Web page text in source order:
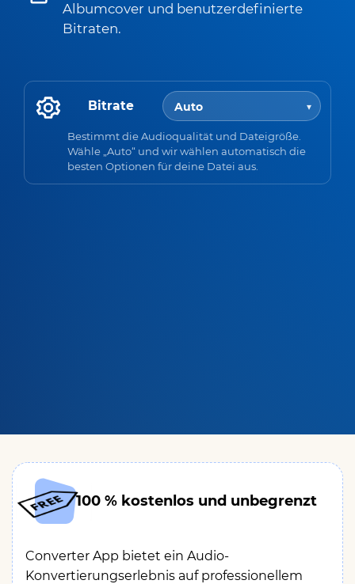
Albumcover und benutzerdefinierte
Bitraten.
Bitrate
Bestimmt die Audioqualität und Dateigröße.
Wähle „Auto“ und wir wählen automatisch die
besten Optionen für deine Datei aus.
100 % kostenlos und unbegrenzt
Converter App bietet ein Audio-
Konvertierungserlebnis auf professionellem